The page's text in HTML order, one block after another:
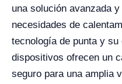
una solución avanzada
necesidades de
tecnología de punta y
dispositivos ofrecen un
seguro para una amplia